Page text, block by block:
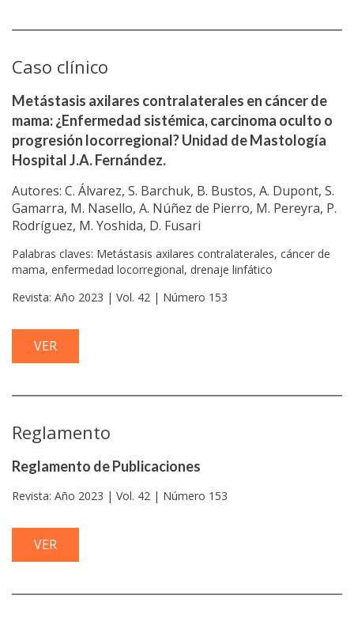
Caso clínico
Metástasis axilares contralaterales en cáncer de
mama: ¿Enfermedad sistémica, carcinoma oculto o
progresión locorregional? Unidad de Mastología
Hospital J.A. Fernández.
Autores: C. Álvarez, S. Barchuk, B. Bustos, A. Dupont, S.
Gamarra, M. Nasello, A. Núñez de Pierro, M. Pereyra, P.
Rodríguez, M. Yoshida, D. Fusari
Palabras claves: Metástasis axilares contralaterales, cáncer de
mama, enfermedad locorregional, drenaje linfático
Revista: Año 2023 | Vol. 42 | Número 153
VER
Reglamento
Reglamento de Publicaciones
Revista: Año 2023 | Vol. 42 | Número 153
VER